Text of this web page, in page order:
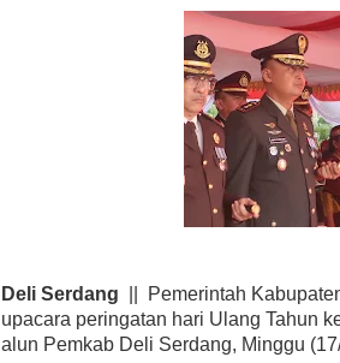
Deli Serdang || Pemerintah
upacara peringatan hari Ulang Tahun
alun Pemkab Deli Serdang, Minggu